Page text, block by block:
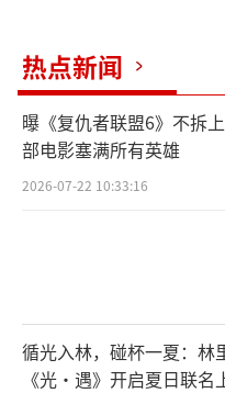
热点新闻
曝《复仇者联盟6》不拆
部电影塞满所有英雄
2026-07-22 10:33:16
循光入林，碰杯一夏：林
《光·遇》开启夏日联名